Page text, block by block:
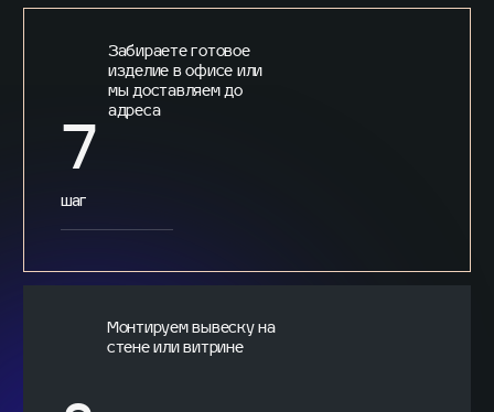
7
шаг
Забираете готовое
изделие в офисе или
мы доставляем до
адреса
Монтируем вывеску на
стене или витрине